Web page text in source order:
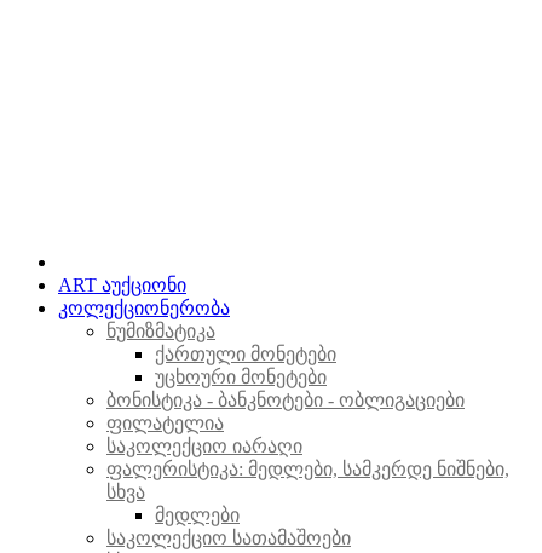
ART აუქციონი
კოლექციონერობა
ნუმიზმატიკა
ქართული მონეტები
უცხოური მონეტები
ბონისტიკა - ბანკნოტები - ობლიგაციები
ფილატელია
საკოლექციო იარაღი
ფალერისტიკა: მედლები, სამკერდე ნიშნები,
სხვა
მედლები
საკოლექციო სათამაშოები